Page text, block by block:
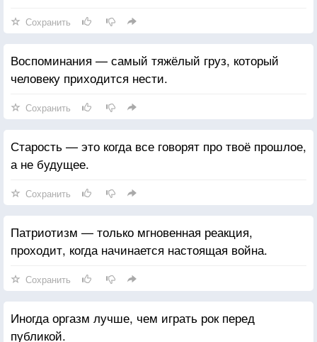
Сохранить
Воспоминания — самый тяжёлый груз, который
человеку приходится нести.
Сохранить
Старость — это когда все говорят про твоё прошлое,
а не будущее.
Сохранить
Патриотизм — только мгновенная реакция,
проходит, когда начинается настоящая война.
Сохранить
Иногда оргазм лучше, чем играть рок перед
публикой.